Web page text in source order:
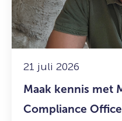
21 juli 2026
Maak kennis met
Compliance
Getkate:
Legal
&
Compliance
Officer
Functionaris
voor